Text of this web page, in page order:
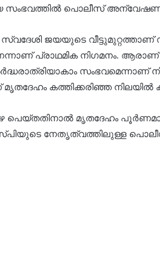
സംഭവത്തില്‍ പൊലീസ്
ജയയുടെ വീട്ടുമുറ്റത്താണ്
പ്രാഥമിക നിഗമനം.
സംഭവമെന്നാണ്
മൃതദേഹം കത്തിക്കരിഞ്ഞ നിലയില്‍
പെയ്തതിനാല്‍ മൃതദേഹം
നേതൃത്വത്തിലുള്ള പൊലീസ്